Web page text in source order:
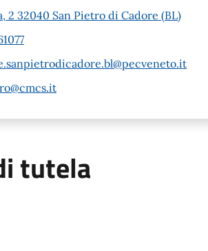
2 32040 San Pietro di Cadore (BL)
tutela